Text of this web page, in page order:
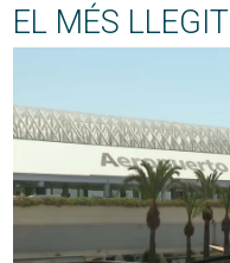
EL MÉS LLEGIT